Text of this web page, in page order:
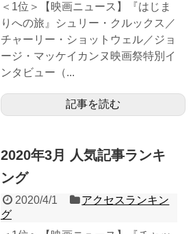
＜1位＞【映画ニュース】『はじま
りへの旅』シュリー・クルックス／
チャーリー・ショットウェル／ジョ
ージ・マッケイカンヌ映画祭特別イ
ンタビュー（...
記事を読む
2020年3月 人気記事ランキ
ング
2020/4/1
アクセスランキン
グ